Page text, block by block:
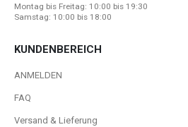
Montag bis Freitag: 10:00 bis 19:30
Samstag: 10:00 bis 18:00
KUNDENBEREICH
ANMELDEN
FAQ
Versand & Lieferung